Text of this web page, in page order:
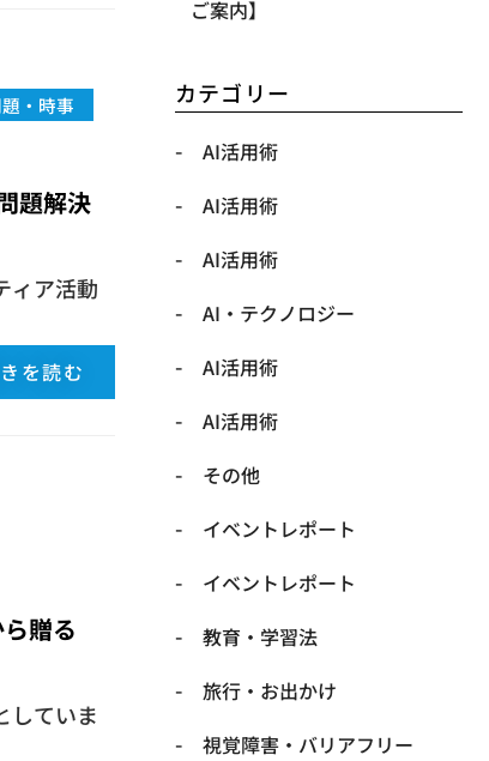
・時事
題解決
ィア活動
を読む
贈る
していま
ご案内】
カテゴリー
AI活用術
AI活用術
AI活用術
​AI・テクノロジー
​AI活用術
​AI活用術
​その他
​イベントレポート
​イベントレポート
​教育・学習法
​旅行・お出かけ
​視覚障害・バリアフリー